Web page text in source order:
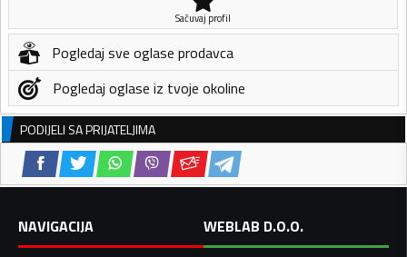
Sačuvaj profil
Pogledaj sve oglase prodavca
Pogledaj oglase iz tvoje okoline
PODIJELI SA PRIJATELJIMA
NAVIGACIJA
WEBLAB D.O.O.